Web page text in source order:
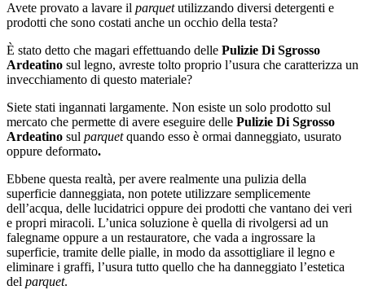
Avete provato a lavare il parquetutilizzando diversi detergenti e
prodotti che sono costati anche un occhio della testa?
È stato detto che magari effettuando delle Pulizie Di Sgrosso
Ardeatino sul legno, avreste tolto proprio l’usura che caratterizza un
invecchiamento di questo materiale?
Siete stati ingannati largamente. Non esiste un solo prodotto sul
mercato che permette di avere eseguire delle Pulizie Di Sgrosso
Ardeatino sul parquetquando esso è ormai danneggiato, usurato
oppure deformato.
Ebbene questa realtà, per avere realmente una pulizia della
superficie danneggiata, non potete utilizzare semplicemente
dell’acqua, delle lucidatrici oppure dei prodotti che vantano dei veri
e propri miracoli. L’unica soluzione è quella di rivolgersi ad un
falegname oppure a un restauratore, che vada a ingrossare la
superficie, tramite delle pialle, in modo da assottigliare il legno e
eliminare i graffi, l’usura tutto quello che ha danneggiato l’estetica
del parquet.